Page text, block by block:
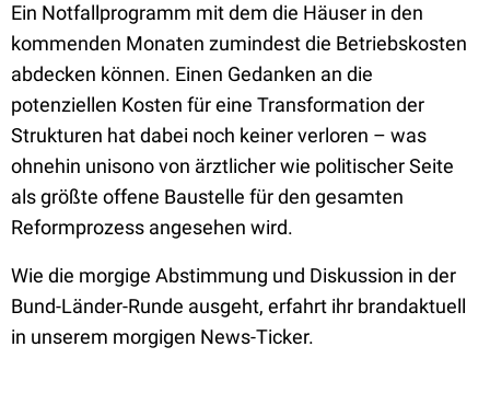
Ein Notfallprogramm mit dem die Häuser in den
kommenden Monaten zumindest die Betriebskosten
abdecken können. Einen Gedanken an die
potenziellen Kosten für eine Transformation der
Strukturen hat dabei noch keiner verloren – was
ohnehin unisono von ärztlicher wie politischer Seite
als größte offene Baustelle für den gesamten
Reformprozess angesehen wird.
Wie die morgige Abstimmung und Diskussion in der
Bund-Länder-Runde ausgeht, erfahrt ihr brandaktuell
in unserem morgigen News-Ticker.